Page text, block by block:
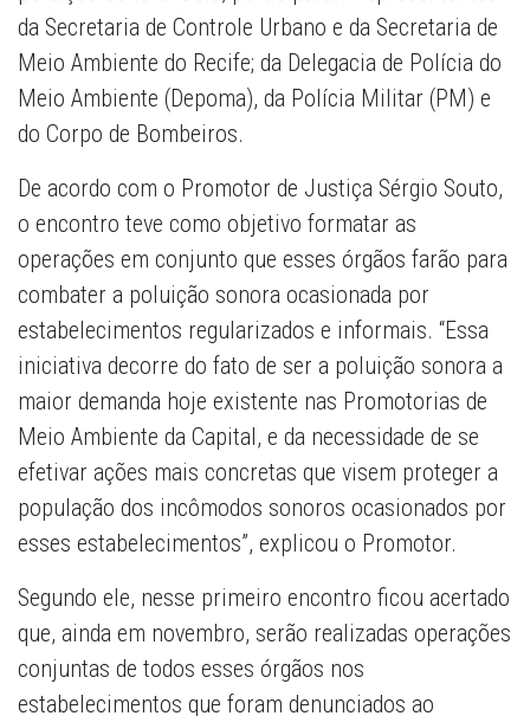
da Secretaria de Controle Urbano e da Secretaria de
Meio Ambiente do Recife; da Delegacia de Polícia do
Meio Ambiente (Depoma), da Polícia Militar (PM) e
do Corpo de Bombeiros.
De acordo com o Promotor de Justiça Sérgio Souto,
o encontro teve como objetivo formatar as
operações em conjunto que esses órgãos farão para
combater a poluição sonora ocasionada por
estabelecimentos regularizados e informais. “Essa
iniciativa decorre do fato de ser a poluição sonora a
maior demanda hoje existente nas Promotorias de
Meio Ambiente da Capital, e da necessidade de se
efetivar ações mais concretas que visem proteger a
população dos incômodos sonoros ocasionados por
esses estabelecimentos”, explicou o Promotor.
Segundo ele, nesse primeiro encontro ficou acertado
que, ainda em novembro, serão realizadas operações
conjuntas de todos esses órgãos nos
estabelecimentos que foram denunciados ao